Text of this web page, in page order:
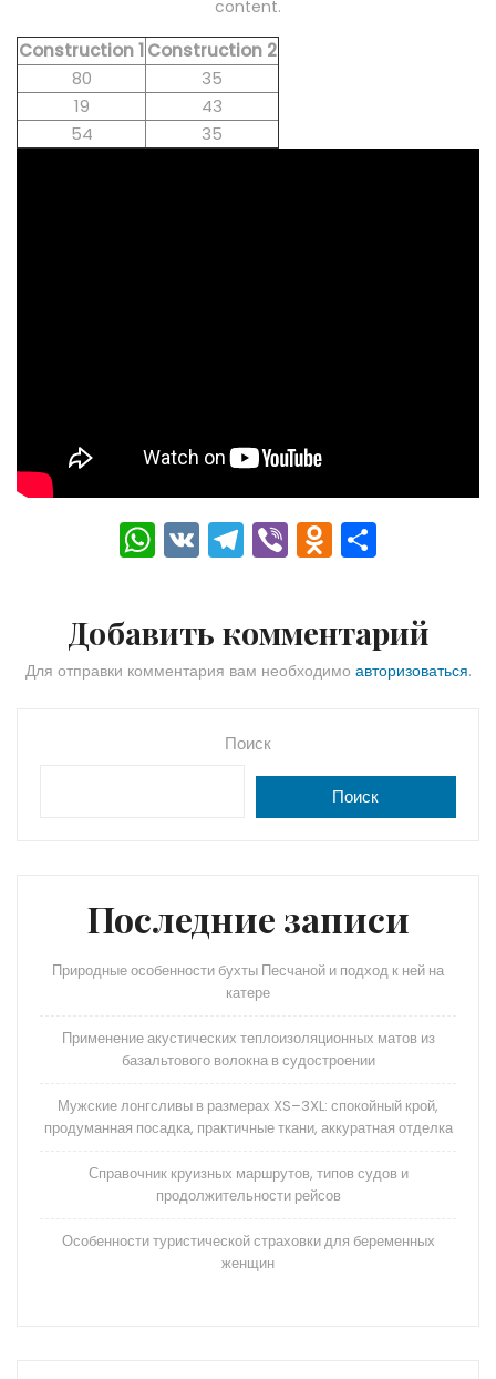
content.
Construction 1Construction 2
80
35
19
43
54
35
W
h
ts
A
V
K
T
el
gr
a
Vi
b
O
d
o
kl
s
ni
а
в
Добавить комментарий
Для отправки комментария вам необходимо авторизоваться.
Поиск
Поиск
Последние записи
Природные особенности бухты Песчаной и подход к ней на
катере
Применение акустических теплоизоляционных матов из
базальтового волокна в судостроении
Мужские лонгсливы в размерах XS–3XL: спокойный крой,
продуманная посадка, практичные ткани, аккуратная отделка
Справочник круизных маршрутов, типов судов и
продолжительности рейсов
Особенности туристической страховки для беременных
женщин